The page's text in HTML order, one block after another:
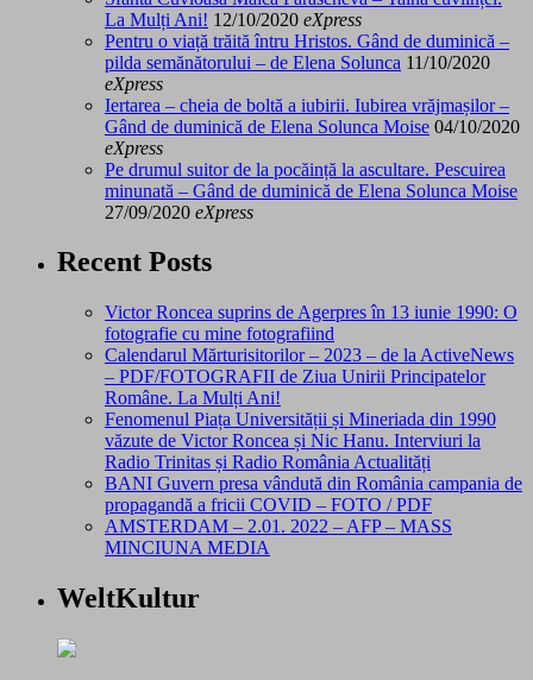
La Mulți Ani! 12/10/2020 eXpress
Pentru o viață trăită întru Hristos. Gând de duminică –
pilda semănătorului – de Elena Solunca 11/10/2020
eXpress
Iertarea – cheia de boltă a iubirii. Iubirea vrăjmașilor –
Gând de duminică de Elena Solunca Moise 04/10/2020
eXpress
Pe drumul suitor de la pocăință la ascultare. Pescuirea
minunată – Gând de duminică de Elena Solunca Moise
27/09/2020 eXpress
Recent Posts
Victor Roncea suprins de Agerpres în 13 iunie 1990: O
fotografie cu mine fotografiind
Calendarul Mărturisitorilor – 2023 – de la ActiveNews
– PDF/FOTOGRAFII de Ziua Unirii Principatelor
Române. La Mulți Ani!
Fenomenul Piața Universității și Mineriada din 1990
văzute de Victor Roncea și Nic Hanu. Interviuri la
Radio Trinitas și Radio România Actualități
BANI Guvern presa vândută din România campania de
propagandă a fricii COVID – FOTO / PDF
AMSTERDAM – 2.01. 2022 – AFP – MASS
MINCIUNA MEDIA
WeltKultur